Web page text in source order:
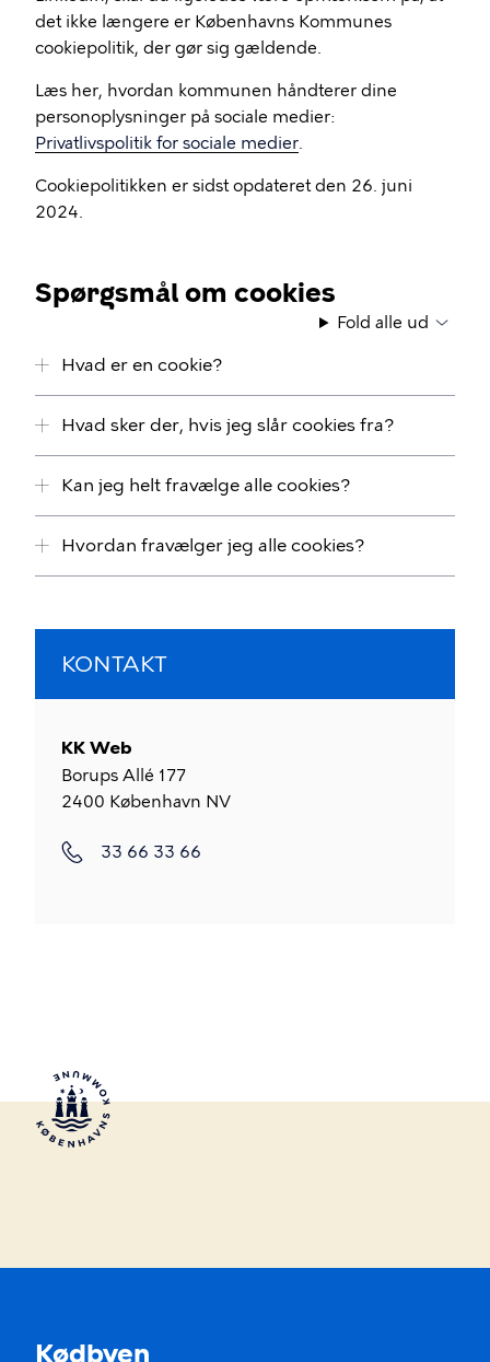
det ikke længere er Københavns Kommunes
cookiepolitik, der gør sig gældende.
Læs her, hvordan kommunen håndterer dine
personoplysninger på sociale medier:
Privatlivspolitik for sociale medier.
Cookiepolitikken er sidst opdateret den 26. juni
2024.
Spørgsmål om cookies
Fold alle ud
Hvad er en cookie?
Hvad sker der, hvis jeg slår cookies fra?
Kan jeg helt fravælge alle cookies?
Hvordan fravælger jeg alle cookies?
KONTAKT
KK Web
Borups Allé 177
2400 København NV
33 66 33 66
Kødbyen